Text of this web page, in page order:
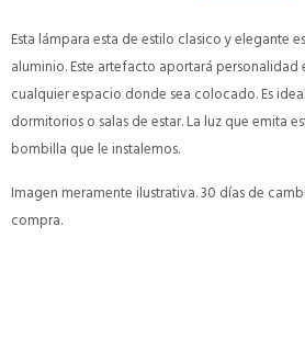
Esta lámpara esta de estilo clasico y elegante
aluminio. Este artefacto aportará
cualquier espacio donde sea colocado. Es
dormitorios o salas de estar. La luz que emita
bombilla que le instalemos.
Imagen meramente ilustrativa. 30 días de
compra.